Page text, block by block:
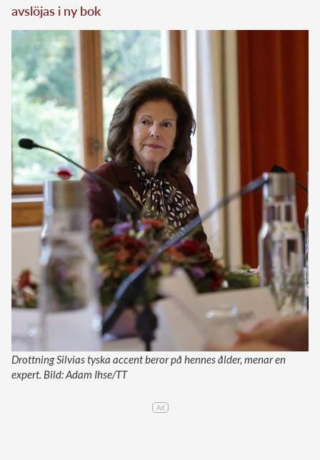
avslöjas i ny bok
Drottning Silvias tyska accent beror på hennes ålder, menar en
expert. Bild: Adam Ihse/TT
Ad